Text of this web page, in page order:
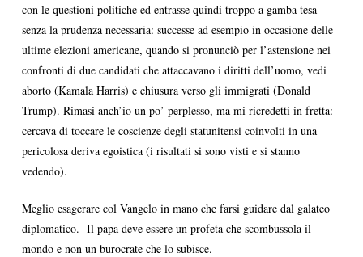
con le questioni politiche ed entrasse quindi troppo a gamba tesa
senza la prudenza necessaria: successe ad esempio in occasione delle
ultime elezioni americane, quando si pronunciò per l’astensione nei
confronti di due candidati che attaccavano i diritti dell’uomo, vedi
aborto (Kamala Harris) e chiusura verso gli immigrati (Donald
Trump). Rimasi anch’io un po’ perplesso, ma mi ricredetti in fretta:
cercava di toccare le coscienze degli statunitensi coinvolti in una
pericolosa deriva egoistica (i risultati si sono visti e si stanno
vedendo).
Meglio esagerare col Vangelo in mano che farsi guidare dal galateo
diplomatico. Il papa deve essere un profeta che scombussola il
mondo e non un burocrate che lo subisce.